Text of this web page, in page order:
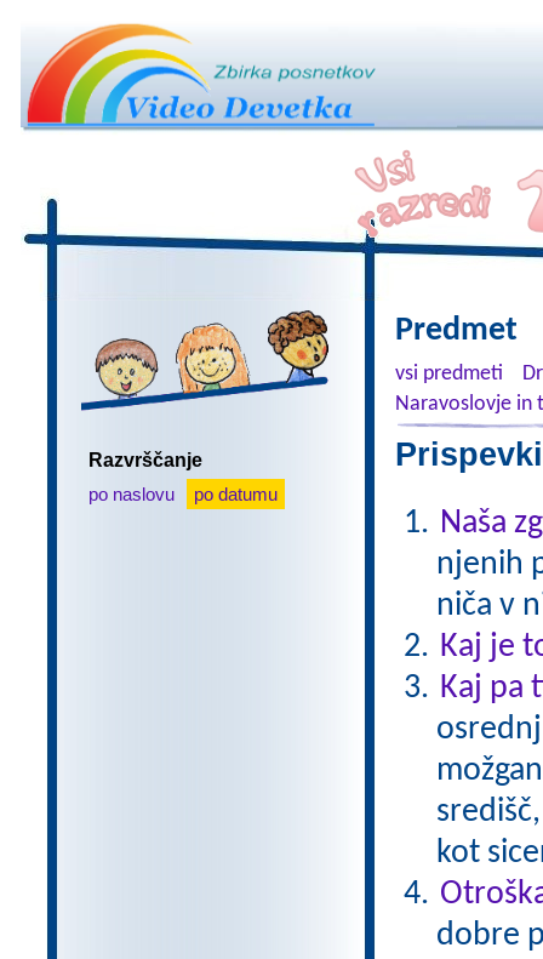
Razvrščanje
po naslovu
po datumu
Predmet
vsi predmeti
Naravoslovje in
Naša
njenih
niča v
Kaj je
Kaj pa
kot
dobre